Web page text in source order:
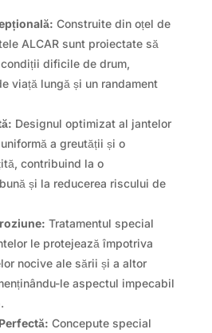
Construite din oțel de
ALCAR sunt proiectate să
dificile de drum,
viață lungă și un randament
Designul optimizat al jantelor
a greutății și o
contribuind la o
și la reducerea riscului de
Tratamentul special
le protejează împotriva
nocive ale sării și a altor
le aspectul impecabil
Concepute special